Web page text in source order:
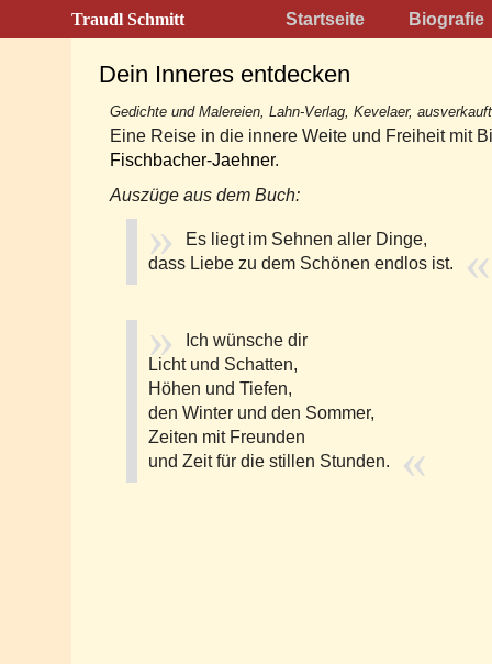
Traudl Schmitt Startseite Biografie
Dein Inneres entdecken
Gedichte und Malereien, Lahn-Verlag, Kevelaer, ausverkauft
Eine Reise in die innere Weite und Freiheit mit
Fischbacher-Jaehner.
Auszüge aus dem Buch:
Es liegt im Sehnen aller Dinge,
dass Liebe zu dem Schönen endlos ist.
Ich wünsche dir
Licht und Schatten,
Höhen und Tiefen,
den Winter und den Sommer,
Zeiten mit Freunden
und Zeit für die stillen Stunden.